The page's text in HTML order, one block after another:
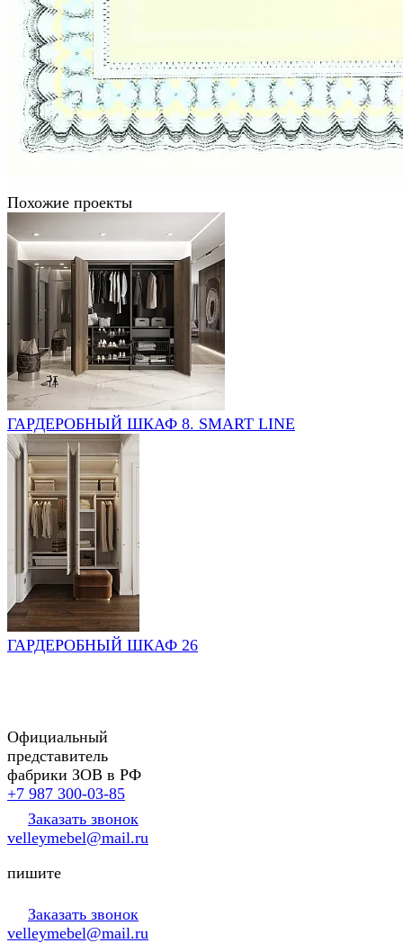
Похожие проекты
ГАРДЕРОБНЫЙ ШКАФ 8. SMART LINE
ГАРДЕРОБНЫЙ ШКАФ 26
Официальный
представитель
фабрики ЗОВ в РФ
+7 987 300-03-85
Заказать звонок
velleymebel@mail.ru
пишите
Заказать звонок
velleymebel@mail.ru